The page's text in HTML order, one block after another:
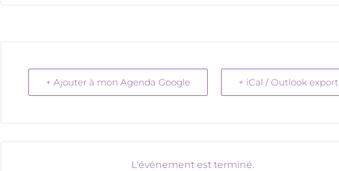
+ Ajouter à mon Agenda Google + iCal / Outlook export
L'événement est terminé.